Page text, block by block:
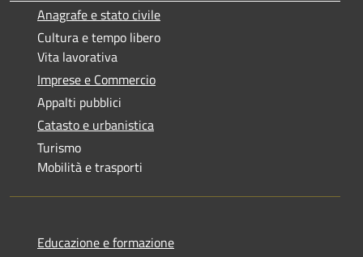
Anagrafe e stato civile
Cultura e tempo libero
Vita lavorativa
Imprese e Commercio
Appalti pubblici
Catasto e urbanistica
Turismo
Mobilità e trasporti
Educazione e formazione